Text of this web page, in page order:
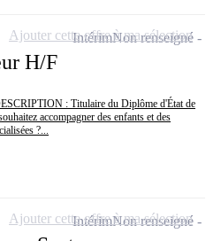
H/F
: Titulaire du Diplôme d'État de
accompagner des enfants et des
?...
IntérimNon renseigné
Ajouter cette offre à ma sélection
IntérimNon renseigné
Ajouter cette offre à ma sélection